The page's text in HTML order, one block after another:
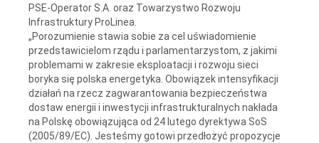
PSE-Operator S.A. oraz Towarzystwo Rozwoju
Infrastruktury ProLinea.
„Porozumienie stawia sobie za cel uświadomienie
przedstawicielom rządu i parlamentarzystom, z jakimi
problemami w zakresie eksploatacji i rozwoju sieci
boryka się polska energetyka. Obowiązek intensyfikacji
działań na rzecz zagwarantowania bezpieczeństwa
dostaw energii i inwestycji infrastrukturalnych nakłada
na Polskę obowiązująca od 24 lutego dyrektywa SoS
(2005/89/EC). Jesteśmy gotowi przedłożyć propozycje